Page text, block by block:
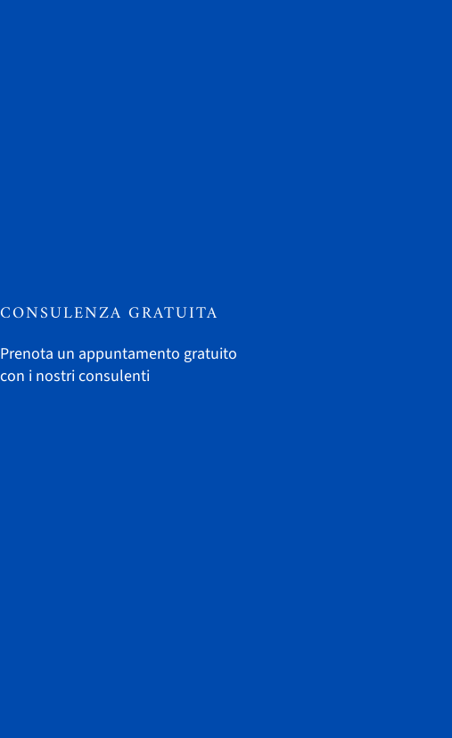
CONSULENZA GRATUITA
Prenota un appuntamento gratuito
con i nostri consulenti